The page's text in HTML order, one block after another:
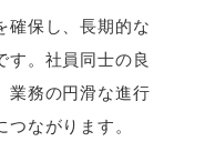
確保し、長期的な
す。社員同士の良
業務の円滑な進行
ながります。